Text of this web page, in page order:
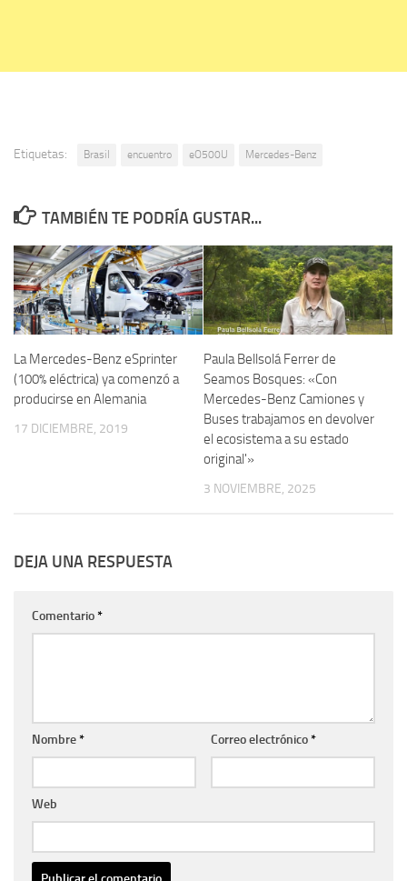
Etiquetas: Brasil encuentro eO500U Mercedes-Benz
TAMBIÉN TE PODRÍA GUSTAR...
La Mercedes-Benz eSprinter
(100% eléctrica) ya comenzó a
producirse en Alemania
17 DICIEMBRE, 2019
Paula Bellsolá Ferrer de
Seamos Bosques: «Con
Mercedes-Benz Camiones y
Buses trabajamos en devolver
el ecosistema a su estado
original'»
3 NOVIEMBRE, 2025
DEJA UNA RESPUESTA
Comentario*
Nombre* Correo electrónico*
Web